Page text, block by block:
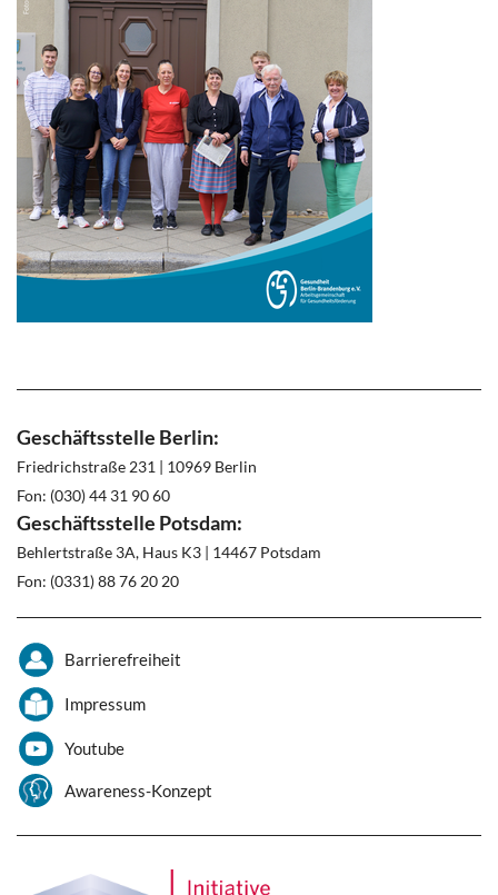
Geschäftsstelle Berlin:
Friedrichstraße 231 | 10969 Berlin
Fon: (030) 44 31 90 60
Geschäftsstelle Potsdam:
Behlertstraße 3A, Haus K3 | 14467 Potsdam
Fon: (0331) 88 76 20 20
Barrierefreiheit
Impressum
Youtube
Awareness-Konzept